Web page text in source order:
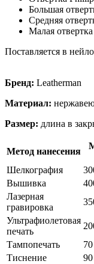
Большая
Средняя
Малая отвертка
Поставляется в
Бренд: Leatherman
Материал:
Размер: длина в
Метод нанесения
Шелкография
Вышивка
Лазерная
гравировка
Ультрафиолетовая
печать
Тампопечать
Тиснение